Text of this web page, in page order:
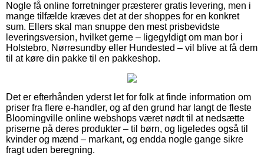
Nogle få online forretninger præsterer gratis levering, men i
mange tilfælde kræves det at der shoppes for en konkret
sum. Ellers skal man snuppe den mest prisbevidste
leveringsversion, hvilket gerne – ligegyldigt om man bor i
Holstebro, Nørresundby eller Hundested – vil blive at få dem
til at køre din pakke til en pakkeshop.
Det er efterhånden yderst let for folk at finde information om
priser fra flere e-handler, og af den grund har langt de fleste
Bloomingville online webshops været nødt til at nedsætte
priserne på deres produkter – til børn, og ligeledes også til
kvinder og mænd – markant, og endda nogle gange sikre
fragt uden beregning.